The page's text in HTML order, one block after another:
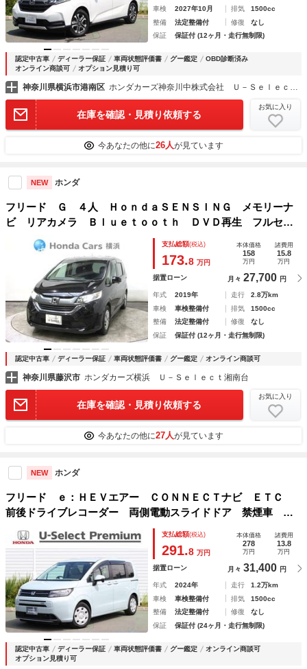
車検
2027年10月 排気
1500cc
整備
法定整備付 修復
なし
保証
保証付 (12ヶ月・走行無制限)
認定中古車 ディーラー保証 車両状態評価書 グー鑑定
OBD診断済み
オンライン商談可
オプション見積り可
神奈川県横浜市港南区 ホンダカーズ神奈川中株式会社 Ｕ－Ｓｅｌｅｃｔ平戸店
在庫を確認・見積り依頼する
お気に入り
今あなたの他に26人が見ています
NEW ホンダ
フリード Ｇ ４人 ＨｏｎｄａＳＥＮＳＩＮＧ メモリーナ
ビ リアカメラ Ｂｌｕｅｔｏｏｔｈ ＤＶＤ再生 フルセグ
ＴＶ 両側電動スライドドア ＥＴＣ サイド・カーテンエア
バッグ ＬＥＤヘッドライト ワンオーナー
支払総額(税込)
173.8 万円
本体価格
158
万円
諸費用
15.8
万円
据置ローン 月々 27,700 円
年式 2019年 走行
2.8万km
車検
車検整備付 排気
1500cc
整備
法定整備付 修復
なし
保証
保証付 (12ヶ月・走行無制限)
認定中古車 ディーラー保証 車両状態評価書 グー鑑定 オンライン商談可
神奈川県藤沢市 ホンダカーズ横浜 Ｕ－Ｓｅｌｅｃｔ湘南台
在庫を確認・見積り依頼する
お気に入り
今あなたの他に27人が見ています
NEW ホンダ
フリード ｅ：ＨＥＶエアー ＣＯＮＮＥＣＴナビ ＥＴＣ
前後ドライブレコーダー 両側電動スライドドア 禁煙車 当
社レンタカーＵＰ レーダーブレーキ サイドカーテンエアバ
ック キーレス オートマチックハイビーム リヤカメラ Ｄ
支払総額(税込)
291.8 万円
本体価格
278
万円
諸費用
13.8
万円
据置ローン 月々 31,400 円
年式 2024年 走行
1.2万km
車検
車検整備付 排気
1500cc
整備
法定整備付 修復
なし
保証
保証付 (24ヶ月・走行無制限)
認定中古車 ディーラー保証 車両状態評価書 グー鑑定
オンライン商談可
オプション見積り可